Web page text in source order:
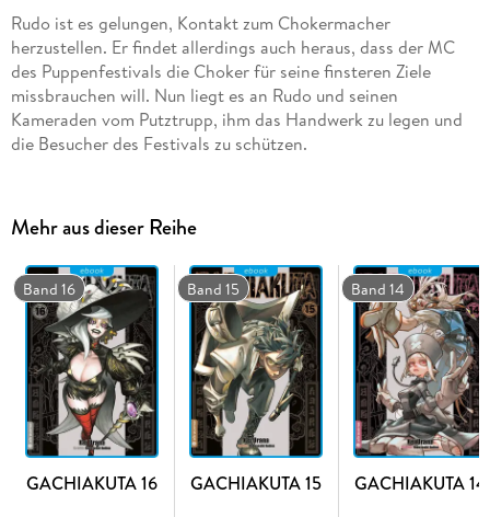
Rudo ist es gelungen, Kontakt zum Chokermacher
herzustellen. Er findet allerdings auch heraus, dass der MC
des Puppenfestivals die Choker für seine finsteren Ziele
missbrauchen will. Nun liegt es an Rudo und seinen
Kameraden vom Putztrupp, ihm das Handwerk zu legen und
die Besucher des Festivals zu schützen.
Mehr aus dieser Reihe
Band 16
GACHIAKUTA 16
Band 15
GACHIAKUTA 15
Band 14
GACHIAKUTA 14